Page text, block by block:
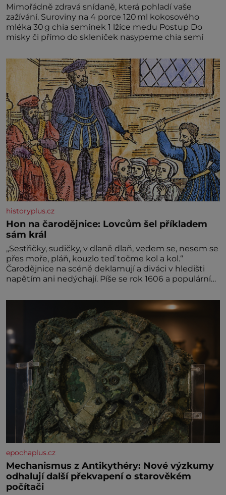
Mimořádně zdravá snídaně, která pohladí vaše
zažívání. Suroviny na 4 porce 120 ml kokosového
mléka 30 g chia semínek 1 lžíce medu Postup Do
misky či přímo do skleniček nasypeme chia semí
historyplus.cz
Hon na čarodějnice: Lovcům šel příkladem
sám král
„Sestřičky, sudičky, v dlaně dlaň, vedem se, nesem se
přes moře, pláň, kouzlo teď točme kol a kol.“
Čarodějnice na scéně deklamují a diváci v hledišti
napětím ani nedýchají. Píše se rok 1606 a populární
Tragédii o Macbethovi. Napsal ji pro krále Jakuba I.,
jenž v roce 1603 vystřídal
epochaplus.cz
Mechanismus z Antikythéry: Nové výzkumy
odhalují další překvapení o starověkém
počítači